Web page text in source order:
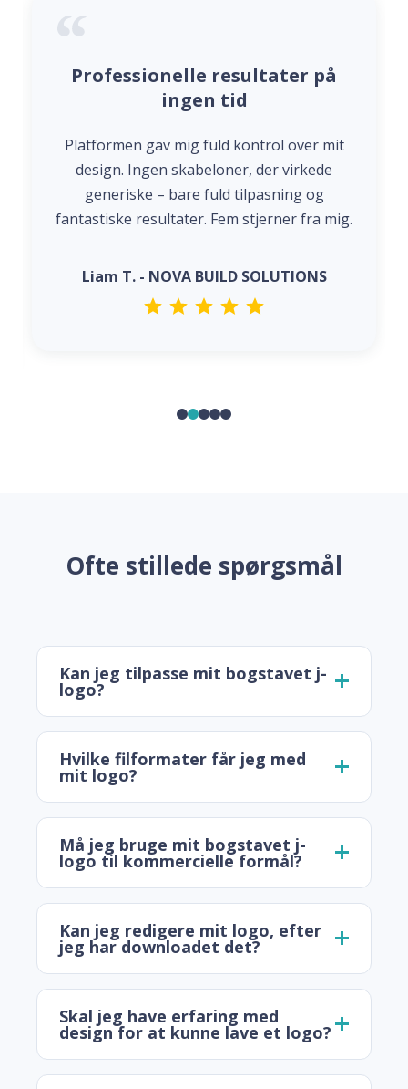
Professionelle resultater på
ingen tid
Platformen gav mig fuld kontrol over mit
design. Ingen skabeloner, der virkede
generiske – bare fuld tilpasning og
fantastiske resultater. Fem stjerner fra mig.
Liam T. - NOVA BUILD SOLUTIONS
Ofte stillede spørgsmål
Kan jeg tilpasse mit bogstavet j-
logo?
Hvilke filformater får jeg med
mit logo?
Må jeg bruge mit bogstavet j-
logo til kommercielle formål?
Kan jeg redigere mit logo, efter
jeg har downloadet det?
Skal jeg have erfaring med
design for at kunne lave et logo?